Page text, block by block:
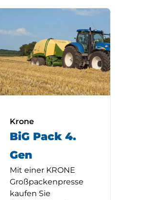
Krone
BiG Pack 4.
Gen
Mit einer KRONE
Großpackenpresse
kaufen Sie